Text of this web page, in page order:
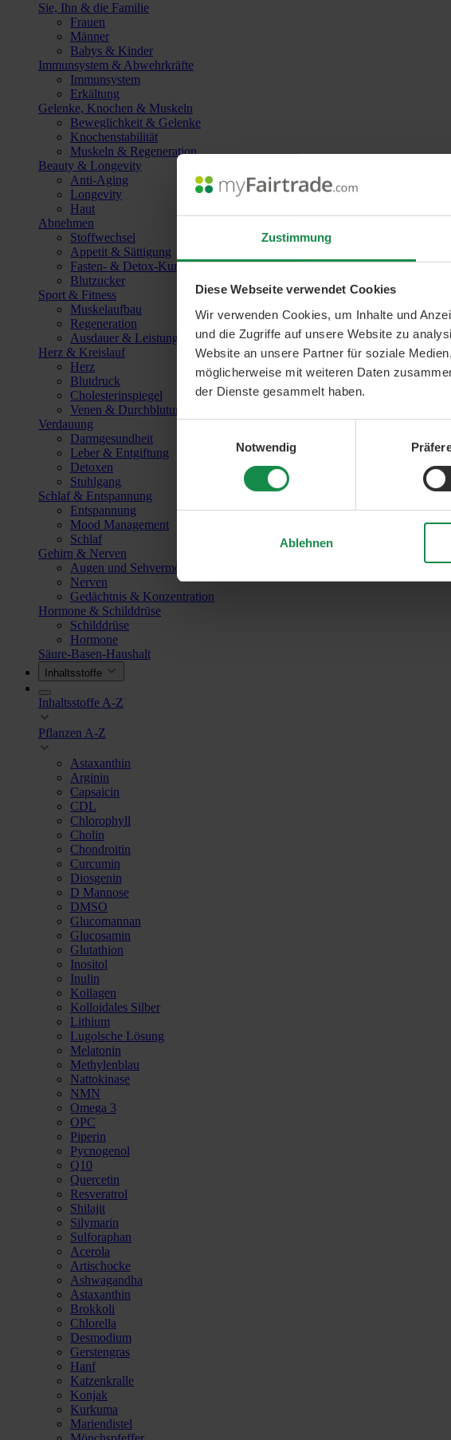
Zustimmung
Diese Webseite verwendet Cookies
Wir verwenden Cookies, um Inhalte und
und die Zugriffe auf unsere Website zu
Website an unsere Partner für soziale
möglicherweise mit weiteren Daten
der Dienste gesammelt haben.
Notwendig
Ablehnen
Sie, Ihn & die Familie
Frauen
Männer
Babys & Kinder
Immunsystem & Abwehrkräfte
Immunsystem
Erkältung
Gelenke, Knochen & Muskeln
Beweglichkeit & Gelenke
Knochenstabilität
Muskeln & Regeneration
Beauty & Longevity
Anti-Aging
Longevity
Haut
Abnehmen
Stoffwechsel
Appetit & Sättigung
Fasten- & Detox-Kuren
Blutzucker
Sport & Fitness
Muskelaufbau
Regeneration
Ausdauer & Leistungssteigerung
Herz & Kreislauf
Herz
Blutdruck
Cholesterinspiegel
Venen & Durchblutung
Verdauung
Darmgesundheit
Leber & Entgiftung
Detoxen
Stuhlgang
Schlaf & Entspannung
Entspannung
Mood Management
Schlaf
Gehirn & Nerven
Augen und Sehvermögen
Nerven
Gedächtnis & Konzentration
Hormone & Schilddrüse
Schilddrüse
Hormone
Säure-Basen-Haushalt
Inhaltsstoffe
Inhaltsstoffe A-Z
Pflanzen A-Z
Astaxanthin
Arginin
Capsaicin
CDL
Chlorophyll
Cholin
Chondroitin
Curcumin
Diosgenin
D Mannose
DMSO
Glucomannan
Glucosamin
Glutathion
Inositol
Inulin
Kollagen
Kolloidales Silber
Lithium
Lugolsche Lösung
Melatonin
Methylenblau
Nattokinase
NMN
Omega 3
OPC
Piperin
Pycnogenol
Q10
Quercetin
Resveratrol
Shilajit
Silymarin
Sulforaphan
Acerola
Artischocke
Ashwagandha
Astaxanthin
Brokkoli
Chlorella
Desmodium
Gerstengras
Hanf
Katzenkralle
Konjak
Kurkuma
Mariendistel